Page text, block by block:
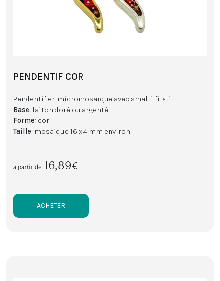
PENDENTIF COR
Pendentif en micromosaïque avec smalti filati.
Base: laiton doré ou argenté
Forme: cor
Taille: mosaïque 16 x 4 mm environ
à partir de 16,89€
ACHETER